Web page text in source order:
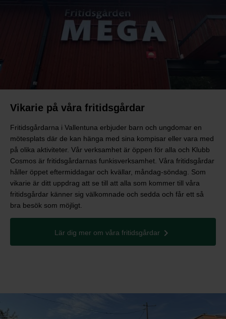
Vikarie på våra fritidsgårdar
Fritidsgårdarna i Vallentuna erbjuder barn och ungdomar en
mötesplats där de kan hänga med sina kompisar eller vara med
på olika aktiviteter. Vår verksamhet är öppen för alla och Klubb
Cosmos är fritidsgårdarnas funkisverksamhet. Våra fritidsgårdar
håller öppet eftermiddagar och kvällar, måndag-söndag. Som
vikarie är ditt uppdrag att se till att alla som kommer till våra
fritidsgårdar känner sig välkomnade och sedda och får ett så
bra besök som möjligt.
Lär dig mer om våra fritidsgårdar